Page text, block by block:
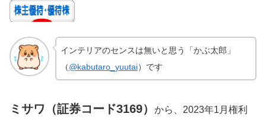
インテリアのセンスは無いと思う「かぶ太郎」
（@kabutaro_yuutai）です
ミサワ （証券コード3169）
から、2023年1月権利